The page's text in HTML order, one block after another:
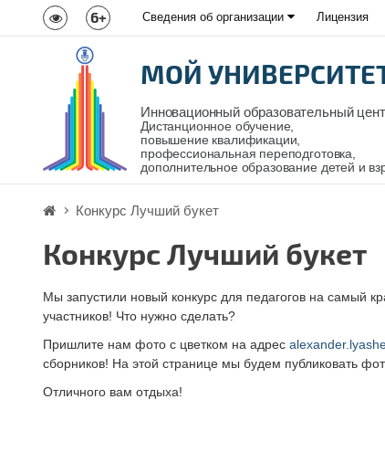
6+ Сведения об организации Лицензия
МОЙ
Инновационный образовательный
Дистанционное обучение,
повышение квалификации,
профессиональная переподготовка,
дополнительное образование детей и
Конкурс Лучший букет
Конкурс Лучший букет
Мы запустили новый конкурс для педагогов на самый
участников! Что нужно сделать?
Пришлите нам фото с цветком на адрес
сборников! На этой странице мы будем публиковать
Отличного вам отдыха!